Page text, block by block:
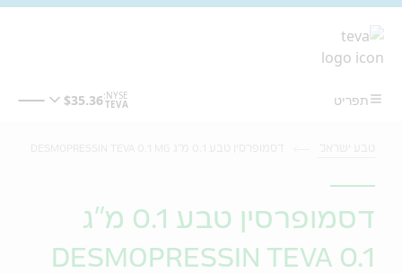
דסמופרסין טבע 0.1 מ"ג
DESMOPRESSIN TEVA 0.1